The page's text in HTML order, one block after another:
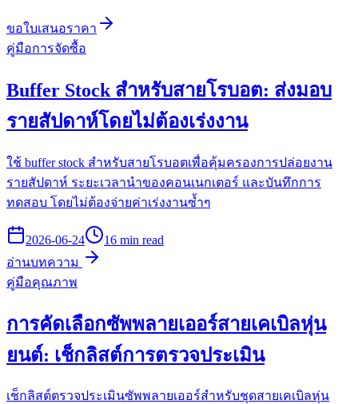
ขอใบเสนอราคา
คู่มือการจัดซื้อ
Buffer Stock สำหรับสายโรบอต: ส่งมอบ
รายสัปดาห์โดยไม่ต้องเร่งงาน
ใช้ buffer stock สำหรับสายโรบอตเพื่อคุ้มครองการปล่อยงาน
รายสัปดาห์ ระยะเวลานำของคอนเนกเตอร์ และบันทึกการ
ทดสอบ โดยไม่ต้องจ่ายค่าเร่งงานซ้ำๆ
2026-06-24
16 min read
อ่านบทความ
คู่มือคุณภาพ
การคัดเลือกซัพพลายเออร์สายเคเบิลหุ่น
ยนต์: เช็กลิสต์การตรวจประเมิน
เช็กลิสต์ตรวจประเมินซัพพลายเออร์สำหรับชุดสายเคเบิลหุ่น